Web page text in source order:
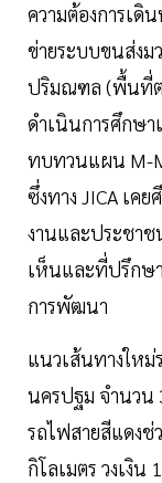
ความต้องการเดิ
ข่ายระบบขนส่งม
ปริมณฑล (พื้นที่ต่
ดำเนินการศึกษา
ทบทวนแผน M-
ซึ่งทาง JICA เค
งานและประชา
เห็นและที่ปรึกษ
การพัฒนา
แนวเส้นทางใหม่
นครปฐม จำนวน
รถไฟสายสีแดงช่
กิโลเมตร วงเงิ